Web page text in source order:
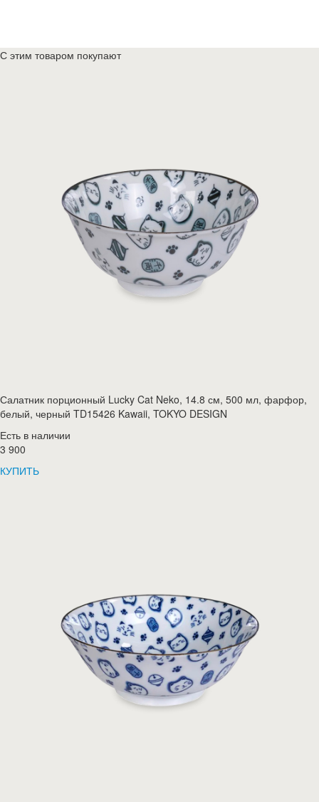
С этим товаром покупают
Салатник порционный Lucky Cat Neko, 14.8 см, 500 мл, фарфор,
белый, черный TD15426 Kawaii, TOKYO DESIGN
Есть в наличии
3 900
КУПИТЬ